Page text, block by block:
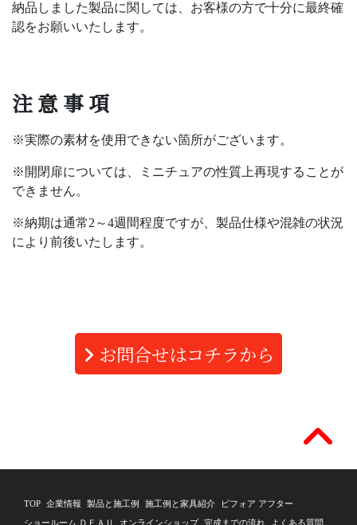
納品しました製品に関しては、お客様の方で十分に最終確
認をお願いいたします。
注意事項
※実際の素材を使用できない箇所がございます。
※開閉扉については、ミニチュアの性質上再現することが
できません。
※納期は通常2～4週間程度ですが、製品仕様や混雑の状況
により前後いたします。
お問合せはコチラから
TOP 企業情報 製品と施工例 施工例と家具紹介
ビフォア アフター
ショールーム ＤＥＡＵ
オンラインショップ 完成までの流れ よくある質問